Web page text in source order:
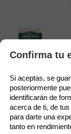
Lorcana -
Política de
sitio. Además, se
se usan nuestros
usuario, divulgar
análisis de sus
aceptarlas o
Confirma tu
Si aceptas, se
posteriormente
identificarán de
acerca de ti, de
para darte una
tanto en